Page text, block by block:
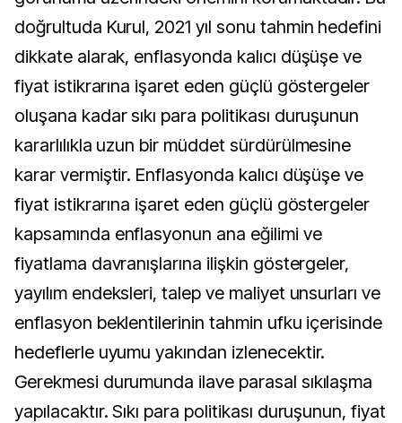
doğrultuda Kurul, 2021 yıl sonu tahmin hedefini
dikkate alarak, enflasyonda kalıcı düşüşe ve
fiyat istikrarına işaret eden güçlü göstergeler
oluşana kadar sıkı para politikası duruşunun
kararlılıkla uzun bir müddet sürdürülmesine
karar vermiştir. Enflasyonda kalıcı düşüşe ve
fiyat istikrarına işaret eden güçlü göstergeler
kapsamında enflasyonun ana eğilimi ve
fiyatlama davranışlarına ilişkin göstergeler,
yayılım endeksleri, talep ve maliyet unsurları ve
enflasyon beklentilerinin tahmin ufku içerisinde
hedeflerle uyumu yakından izlenecektir.
Gerekmesi durumunda ilave parasal sıkılaşma
yapılacaktır. Sıkı para politikası duruşunun, fiyat